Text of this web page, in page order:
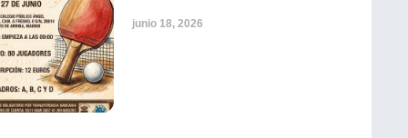
junio 18, 2026